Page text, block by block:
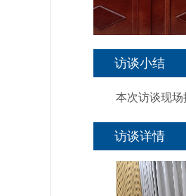
访谈小结
本次访谈现
访谈详情